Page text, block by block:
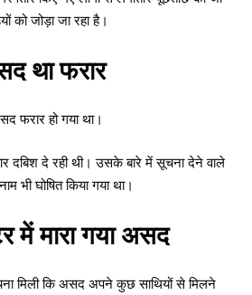
को जोड़ा जा रहा है।
था फरार
फरार हो गया था।
दबिश दे रही थी। उसके बारे में सूचना देने वाले
भी घोषित किया गया था।
में मारा गया असद
मिली कि असद अपने कुछ साथियों से मिलने